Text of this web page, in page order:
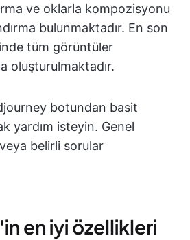
ve oklarla kompozisyonu
bulunmaktadır. En son
tüm görüntüler
oluşturulmaktadır.
botundan basit
yardım isteyin. Genel
belirli sorular
en iyi özellikleri